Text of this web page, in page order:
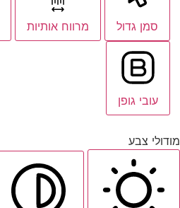
סמן גדול מרווח אותיות
עובי גופן
מודולי צבע